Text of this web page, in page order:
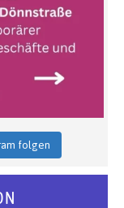
folgen